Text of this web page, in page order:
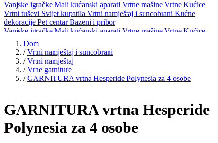
Vanjske igračke Mali kućanski aparati Vrtne mašine Vrtne Kućice
Vrtni tuševi Svijet kupatila Vrtni namještaj i suncobrani Kućne
dekoracije Pet centarBazeni i pribor
Vanjske igračke Mali kućanski aparati Vrtne mašine Vrtne Kućice
Vrtni tuševi
dekoracijePet centar Bazeni i pribor
Dom
/ Vrtni namještaj i suncobrani
/ Vrtni namještaj
/ Vrne garniture
/ GARNITURA vrtna Hesperide Polynesia za 4 osobe
GARNITURA vrtna Hesperide
Polynesia za 4 osobe